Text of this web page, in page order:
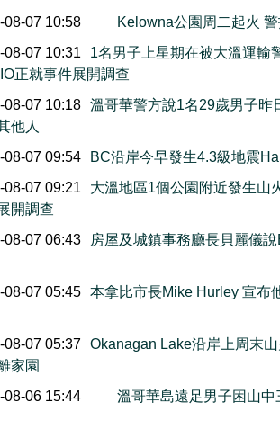
08-07 10:58
Kelowna公園周二起火
08-07 10:31
1名男子上星期在被大溫運輸
正就事件展開調查
08-07 10:18
溫哥華警方說1名29歲男子昨
他人
08-07 09:54
BC沿岸今早發生4.3級地震
08-07 09:21
大溫地區1個公園附近發生山
開調查
08-07 06:43
房屋及城鎮事務廳長貝麗儀
08-07 05:45
本拿比市長Mike Hurley 宣布
08-07 05:37
Okanagan Lake沿岸上周末
家園
08-06 15:44
溫哥華島遠足男子困山